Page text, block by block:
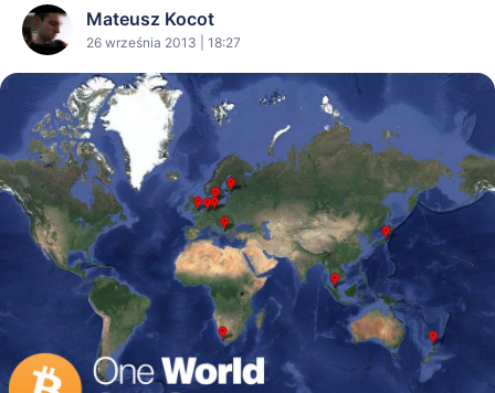
Mateusz Kocot
26 września 2013 | 18:27